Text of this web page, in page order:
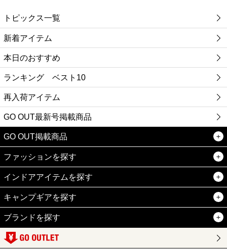
トピックス一覧
新着アイテム
本日のおすすめ
ランキング ベスト10
再入荷アイテム
GO OUT最新号掲載商品
GO OUT掲載商品
ファッションを探す
インドアアイテムを探す
キャンプギアを探す
ブランドを探す